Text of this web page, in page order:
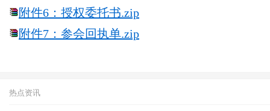
附件6：授权委托书.zip
附件7：参会回执单.zip
热点资讯